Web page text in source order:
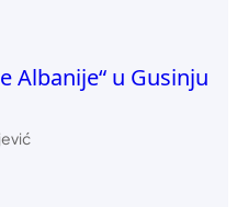
Albanije“ u Gusinju